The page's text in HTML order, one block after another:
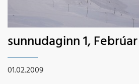
sunnudaginn 1, Febrúar
01.02.2009